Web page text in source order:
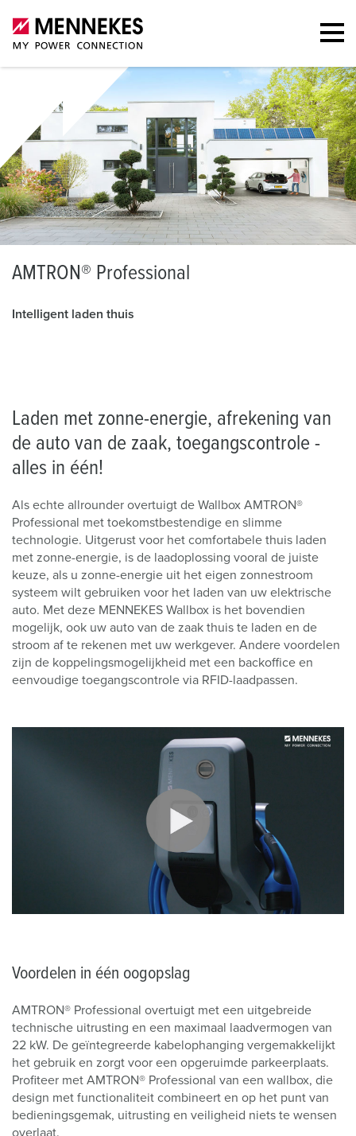
AMTRON® Professional
Intelligent laden thuis
Laden met zonne-energie, afrekening van
de auto van de zaak, toegangscontrole -
alles in één!
Als echte allrounder overtuigt de Wallbox AMTRON®
Professional met toekomstbestendige en slimme
technologie. Uitgerust voor het comfortabele thuis laden
met zonne-energie, is de laadoplossing vooral de juiste
keuze, als u zonne-energie uit het eigen zonnestroom
systeem wilt gebruiken voor het laden van uw elektrische
auto. Met deze MENNEKES Wallbox is het bovendien
mogelijk, ook uw auto van de zaak thuis te laden en de
stroom af te rekenen met uw werkgever. Andere voordelen
zijn de koppelingsmogelijkheid met een backoffice en
eenvoudige toegangscontrole via RFID-laadpassen.
Voordelen in één oogopslag
AMTRON® Professional overtuigt met een uitgebreide
technische uitrusting en een maximaal laadvermogen van
22 kW. De geïntegreerde kabelophanging vergemakkelijkt
het gebruik en zorgt voor een opgeruimde parkeerplaats.
Profiteer met AMTRON® Professional van een wallbox, die
design met functionaliteit combineert en op het punt van
bedieningsgemak, uitrusting en veiligheid niets te wensen
overlaat.